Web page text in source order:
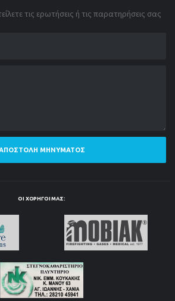
τις ερωτήσεις ή τις παρατηρήσεις σας
ΜΗΝΎΜΑΤΟΣ
ΟΙ ΧΟΡΗΓΟΊ ΜΑΣ: